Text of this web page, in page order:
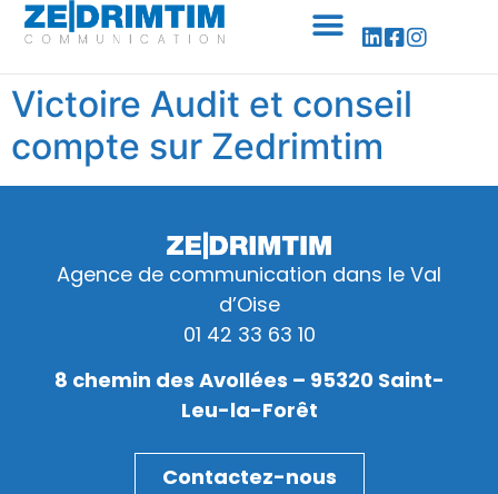
Victoire Audit et conseil
compte sur Zedrimtim
Agence de communication dans le Val
d’Oise
01 42 33 63 10
8 chemin des Avollées – 95320 Saint-
Leu-la-Forêt
Contactez-nous
Panneau de gestion des cookies